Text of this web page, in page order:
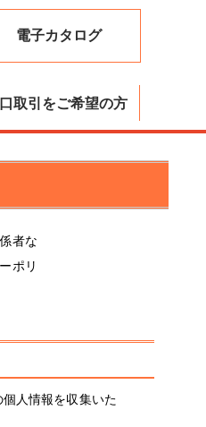
電子カタログ
取引をご希望の方
者な
ポリ
人情報を収集いた